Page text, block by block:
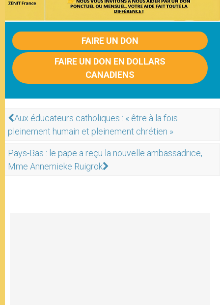
FAIRE UN DON
FAIRE UN DON EN DOLLARS
CANADIENS
Aux éducateurs catholiques : « être à la fois
pleinement humain et pleinement chrétien »
Pays-Bas : le pape a reçu la nouvelle ambassadrice,
Mme Annemieke Ruigrok